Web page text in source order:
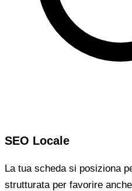
SEO Locale
La tua scheda si posiziona
strutturata per favorire